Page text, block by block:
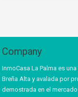
Company
InmoCasa La Palma es
Breña Alta y avalada por
demostrada en el